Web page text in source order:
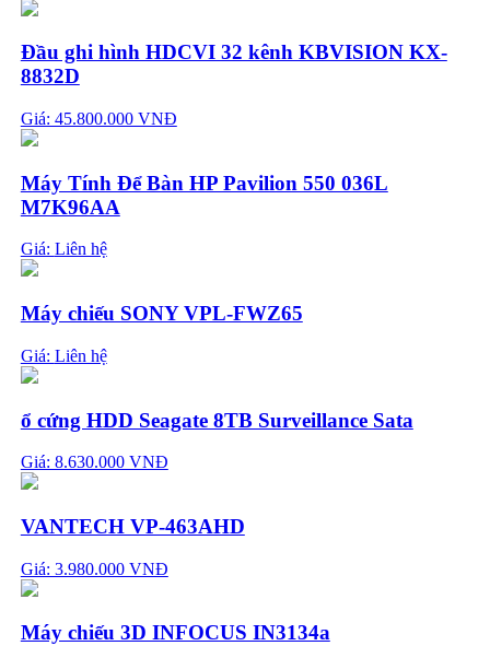
Đầu ghi hình HDCVI 32 kênh KBVISION KX-
8832D
Giá: 45.800.000 VNĐ
Máy Tính Để Bàn HP Pavilion 550 036L
M7K96AA
Giá: Liên hệ
Máy chiếu SONY VPL-FWZ65
Giá: Liên hệ
ổ cứng HDD Seagate 8TB Surveillance Sata
Giá: 8.630.000 VNĐ
VANTECH VP-463AHD
Giá: 3.980.000 VNĐ
Máy chiếu 3D INFOCUS IN3134a